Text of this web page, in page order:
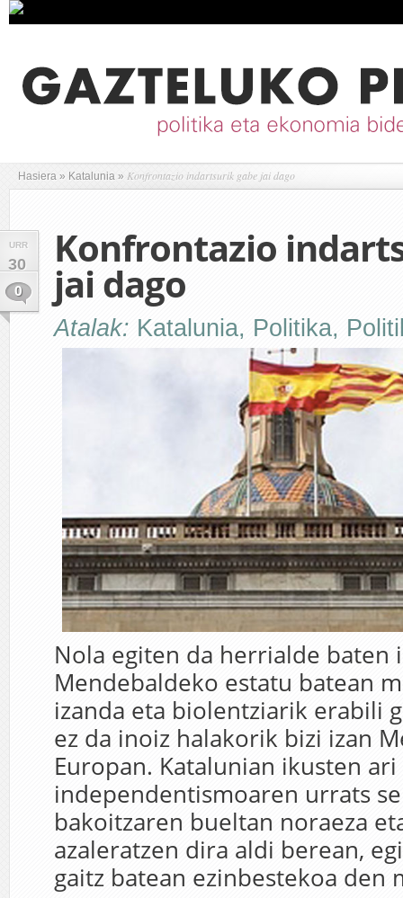
Hasiera » Katalunia » Konfrontazio indartsurik gabe jai dago
URR
30
0
Konfrontazio
jai dago
Atalak: Katalunia, Politika,
Nola egiten da herrialde baten
Mendebaldeko estatu batean
izanda eta biolentziarik erabili
ez da inoiz halakorik bizi izan
Europan. Katalunian ikusten
independentismoaren urrats
bakoitzaren bueltan noraeza
azaleratzen dira aldi berean,
gaitz batean ezinbestekoa den